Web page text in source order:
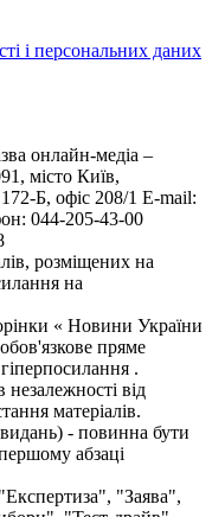
і персональних даних
онлайн-медіа –
місто Київ,
Б, офіс 208/1 E-mail:
044-205-43-00
розміщених на
на
« Новини України
пряме
.
від
матеріалів.
- повинна бути
абзаці
"Заява",